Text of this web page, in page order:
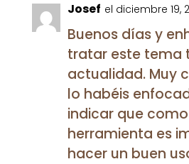
Josef el diciembre 19,
Buenos días y
tratar este tema
actualidad. Muy
lo habéis
indicar que
herramienta es
hacer un buen